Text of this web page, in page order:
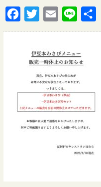
FacebookTwitter Email Line